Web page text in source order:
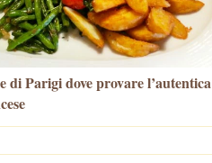
di Parigi dove provare l’autentica